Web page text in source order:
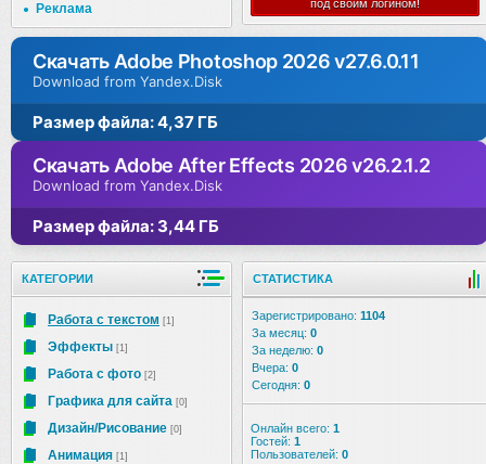
Реклама
под своим логином!
Скачать Adobe Photoshop 2026 v27.6.0.11
Download from Yandex.Disk
Размер файла: 4,37 ГБ
Скачать Adobe After Effects 2026 v26.2.1.2
Download from Yandex.Disk
Размер файла: 3,44 ГБ
КАТЕГОРИИ
Работа с текстом [1]
Эффекты [1]
Работа с фото [2]
Графика для сайта [0]
Дизайн/Рисование [0]
Анимация [1]
СТАТИСТИКА
Зарегистрировано: 1104
За месяц: 0
За неделю: 0
Вчера: 0
Сегодня: 0
Онлайн всего: 1
Гостей: 1
Пользователей: 0